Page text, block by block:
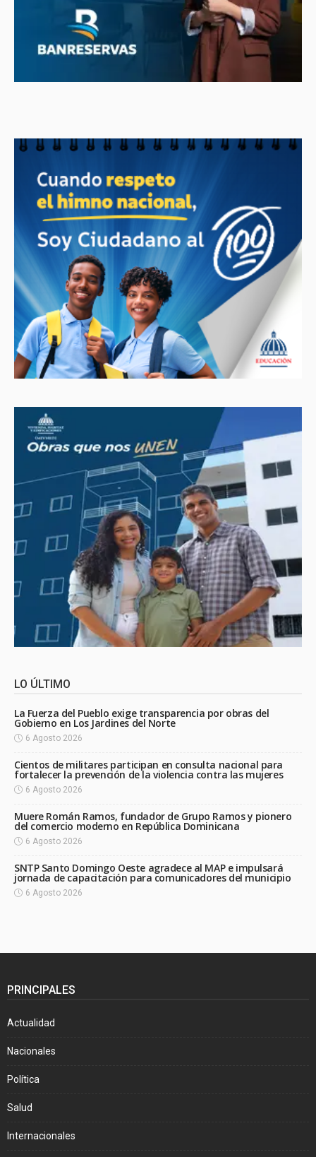
LO ÚLTIMO
La Fuerza del Pueblo exige transparencia por obras del
Gobierno en Los Jardines del Norte
6 Agosto 2026
Cientos de militares participan en consulta nacional para
fortalecer la prevención de la violencia contra las mujeres
6 Agosto 2026
Muere Román Ramos, fundador de Grupo Ramos y pionero
del comercio moderno en República Dominicana
6 Agosto 2026
SNTP Santo Domingo Oeste agradece al MAP e impulsará
jornada de capacitación para comunicadores del municipio
6 Agosto 2026
PRINCIPALES
Actualidad
Nacionales
Política
Salud
Internacionales